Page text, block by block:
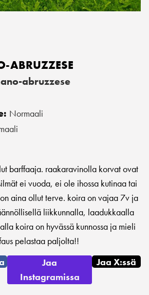
ABRUZZESE
abruzzese
Normaali
barffaaja. raakaravinolla korvat ovat
ei vuoda, ei ole ihossa kutinaa tai
aina ollut terve. koira on vajaa 7v ja
liikkunnalla, laadukkaalla
koira on hyvässä kunnossa ja mieli
pelastaa paljolta!!
Jaa
Instagramissa
Jaa X:ssä